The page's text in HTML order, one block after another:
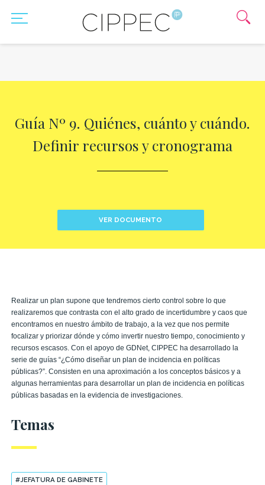
Guía Nº 9. Quiénes, cuánto y cuándo.
Definir recursos y cronograma
VER DOCUMENTO
Realizar un plan supone que tendremos cierto control sobre lo que
realizaremos que contrasta con el alto grado de incertidumbre y caos que
encontramos en nuestro ámbito de trabajo, a la vez que nos permite
focalizar y priorizar dónde y cómo invertir nuestro tiempo, conocimiento y
recursos escasos. Con el apoyo de GDNet, CIPPEC ha desarrollado la
serie de guías “¿Cómo diseñar un plan de incidencia en políticas
públicas?”. Consisten en una aproximación a los conceptos básicos y a
algunas herramientas para desarrollar un plan de incidencia en políticas
públicas basadas en la evidencia de investigaciones.
Temas
#JEFATURA DE GABINETE